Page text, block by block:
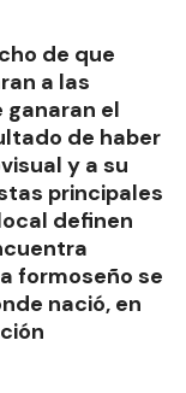
de que
a las
el
de haber
y a su
principales
definen
formoseño se
nació, en